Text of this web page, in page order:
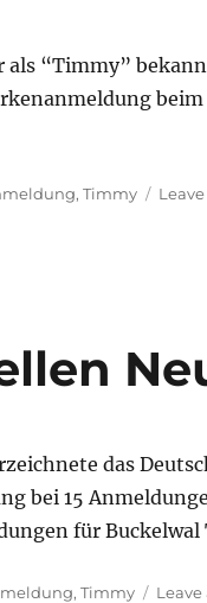
“Timmy”
,Timmy
das
bei 15
für Buckelwal
,Timmy